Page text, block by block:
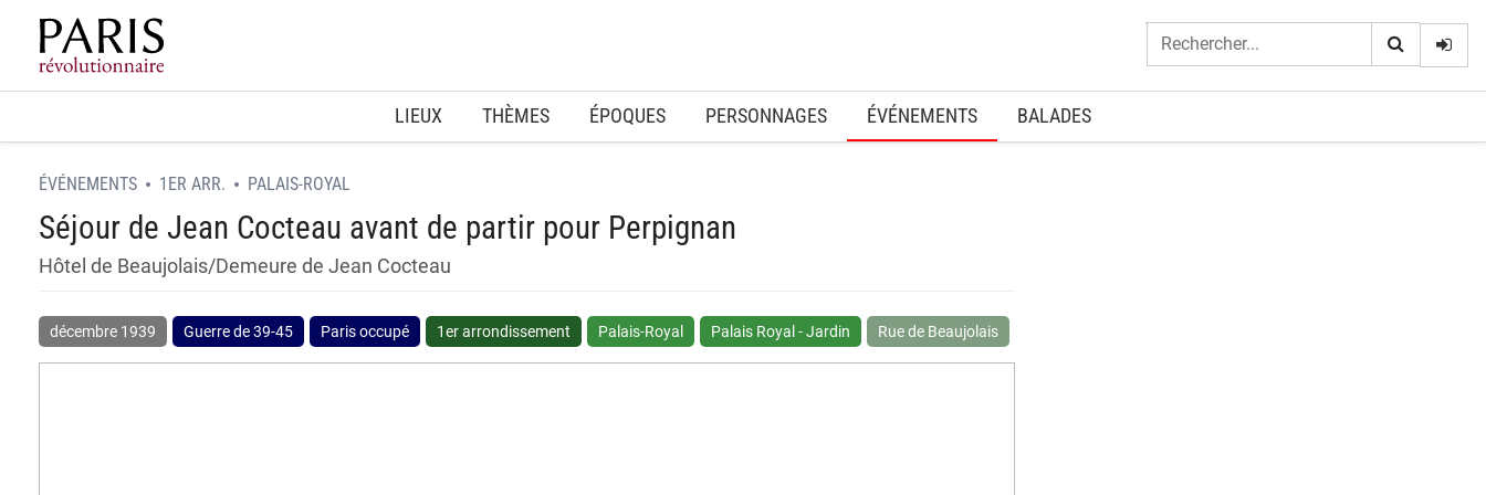
Home
LIEUX THÈMES ÉPOQUES PERSONNAGES ÉVÉNEMENTS BALADES
ÉVÉNEMENTS 1ER ARR. PALAIS-ROYAL
Séjour de Jean Cocteau avant de partir pour Perpignan
Hôtel de Beaujolais/Demeure de Jean Cocteau
décembre 1939 Guerre de 39-45 Paris occupé 1er arrondissement Palais-Royal Palais Royal - Jardin Rue de Beaujolais